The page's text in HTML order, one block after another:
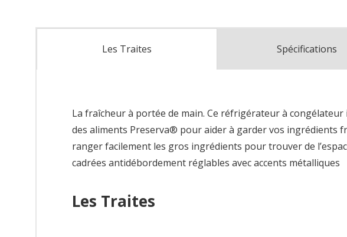
Les Traites Spécifications
La fraîcheur à portée de main. Ce réfrigérateur à
des aliments Preserva® pour aider à garder vos ingrédients
ranger facilement les gros ingrédients pour trouver de
cadrées antidébordement réglables avec accents métalliques
Les Traites